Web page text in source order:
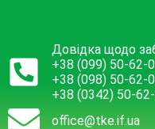
Довідка щодо
+38 (099) 50-62-
+38 (098) 50-62-
+38 (0342) 50-
office@tke.if.ua